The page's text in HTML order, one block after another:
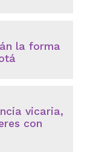
la forma
vicaria,
con